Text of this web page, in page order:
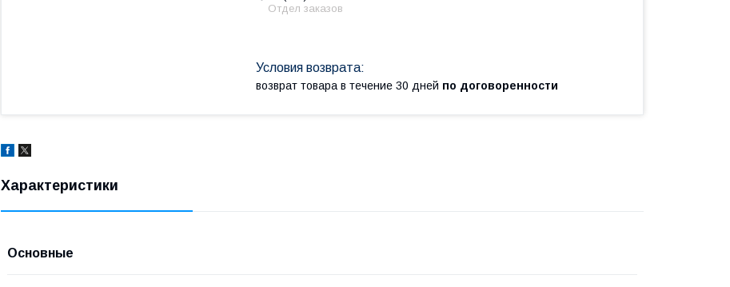
Отдел заказов
возврат товара в течение 30 дней по договоренности
Характеристики
Основные